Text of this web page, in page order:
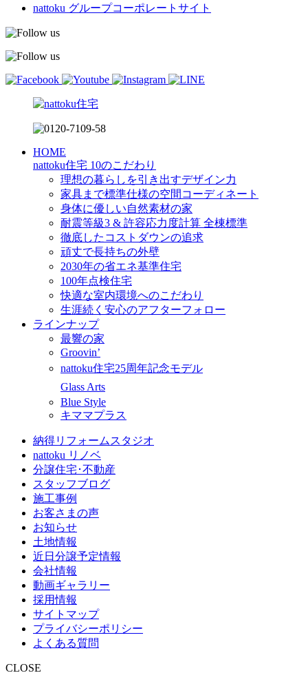
nattoku グループコーポレートサイト
HOME
nattoku住宅 10のこだわり
理想の暮らしを引き出すデザイン力
家具まで標準仕様の空間コーディネート
身体に優しい自然素材の家
耐震等級3 & 許容応力度計算 全棟標準
徹底したコストダウンの追求
頑丈で長持ちの外壁
2030年の省エネ基準住宅
100年点検住宅
快適な室内環境へのこだわり
生涯続く安心のアフターフォロー
ラインナップ
最響の家
Groovin’
nattoku住宅25周年記念モデル
Glass Arts
Blue Style
キママプラス
納得リフォームスタジオ
nattoku リノベ
分譲住宅･不動産
スタッフブログ
施工事例
お客さまの声
お知らせ
土地情報
近日分譲予定情報
会社情報
動画ギャラリー
採用情報
サイトマップ
プライバシーポリシー
よくある質問
CLOSE